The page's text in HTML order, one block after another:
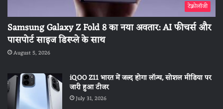
टेक्नोलॉजी
Samsung Galaxy Z Fold 8 का नया अवतार: AI फीचर्स और
पासपोर्ट साइज डिस्प्ले के साथ
August 5, 2026
iQOO Z11 भारत में जल्द होगा लॉन्च, सोशल मीडिया पर
जारी हुआ टीजर
July 31, 2026